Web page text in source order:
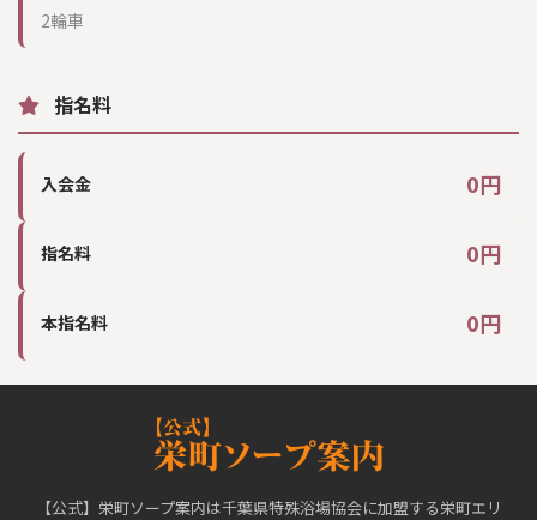
2輪車
指名料
入会金 0円
指名料 0円
本指名料 0円
【公式】栄町ソープ案内は千葉県特殊浴場協会に加盟する栄町エリ